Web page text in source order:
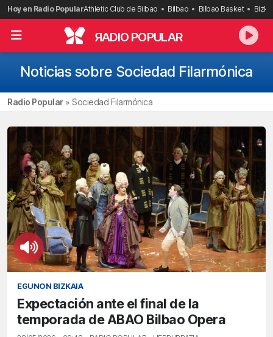
Saltar
al
contenido
Hoy en Radio PopularAthletic Club de Bilbao Bilbao Bilbao Basket
RADIO POPULAR
Noticias sobre Sociedad Filarmónica
Radio Popular» Sociedad Filarmónica
EGUNON BIZKAIA
Expectación ante el final de la
temporada de ABAO Bilbao Opera